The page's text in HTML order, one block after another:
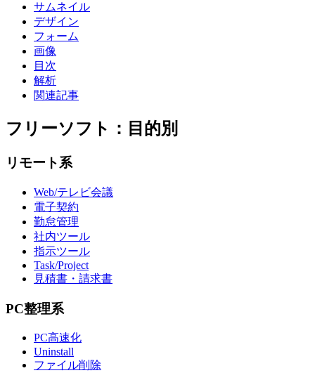
サムネイル
デザイン
フォーム
画像
目次
解析
関連記事
フリーソフト：目的別
リモート系
Web/テレビ会議
電子契約
勤怠管理
社内ツール
指示ツール
Task/Project
見積書・請求書
PC整理系
PC高速化
Uninstall
ファイル削除